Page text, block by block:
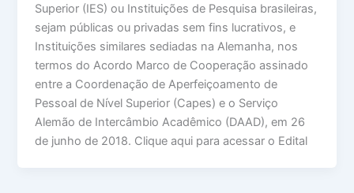
Superior (IES) ou Instituições de Pesquisa brasileiras,
sejam públicas ou privadas sem fins lucrativos, e
Instituições similares sediadas na Alemanha, nos
termos do Acordo Marco de Cooperação assinado
entre a Coordenação de Aperfeiçoamento de
Pessoal de Nível Superior (Capes) e o Serviço
Alemão de Intercâmbio Acadêmico (DAAD), em 26
de junho de 2018. Clique aqui para acessar o Edital